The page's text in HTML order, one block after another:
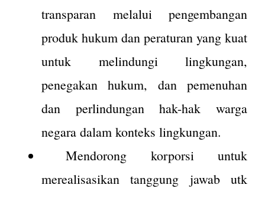
transparan melalui pengembangan
produk hukum dan peraturan yang kuat
untuk melindungi lingkungan,
penegakan hukum, dan pemenuhan
dan perlindungan hak-hak warga
negara dalam konteks lingkungan.
Mendorong korporsi untuk
merealisasikan tanggung jawab utk